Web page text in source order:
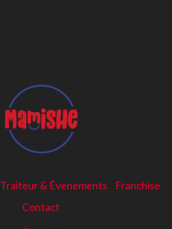
Traiteur & Évenements
Franchise
Contact